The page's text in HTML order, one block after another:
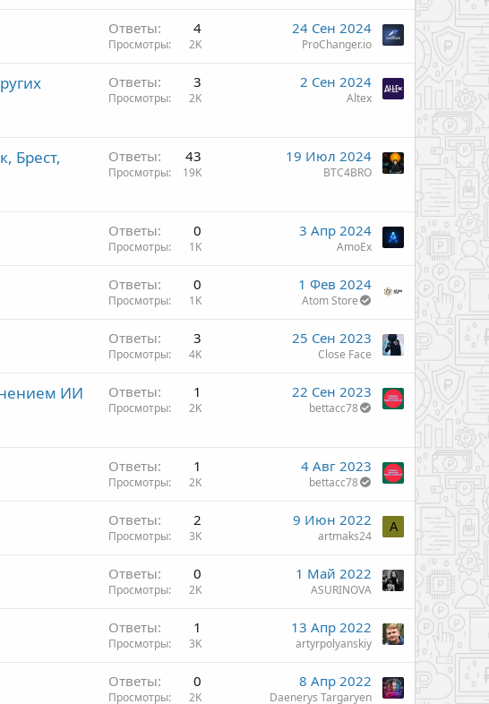
Ответы 4
Просмотры 2K
24 Сен 2024
ProChanger.io
Ответы 3
Просмотры 2K
2 Сен 2024
Altex
Брест,
Ответы 43
Просмотры 19K
19 Июл 2024
BTC4BRO
Ответы 0
Просмотры 1K
3 Апр 2024
AmoEx
Ответы 0
Просмотры 1K
1 Фев 2024
Atom Store
Ответы 3
Просмотры 4K
25 Сен 2023
Close Face
ИИ
Ответы 1
Просмотры 2K
22 Сен 2023
bettacc78
Ответы 1
Просмотры 2K
4 Авг 2023
bettacc78
Ответы 2
Просмотры 3K
9 Июн 2022
artmaks24
A
Ответы 0
Просмотры 2K
1 Май 2022
ASURINOVA
Ответы 1
Просмотры 3K
13 Апр 2022
artyrpolyanskiy
Ответы 0
Просмотры 2K
8 Апр 2022
Daenerys Targaryen